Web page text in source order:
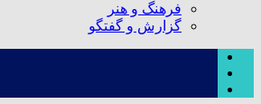
فرهنگ و هنر
گزارش و گفتگو